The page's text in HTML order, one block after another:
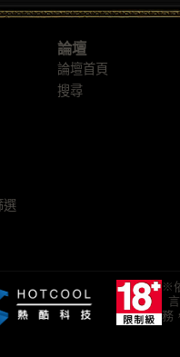
選
論壇
論壇首頁
搜尋
※
務